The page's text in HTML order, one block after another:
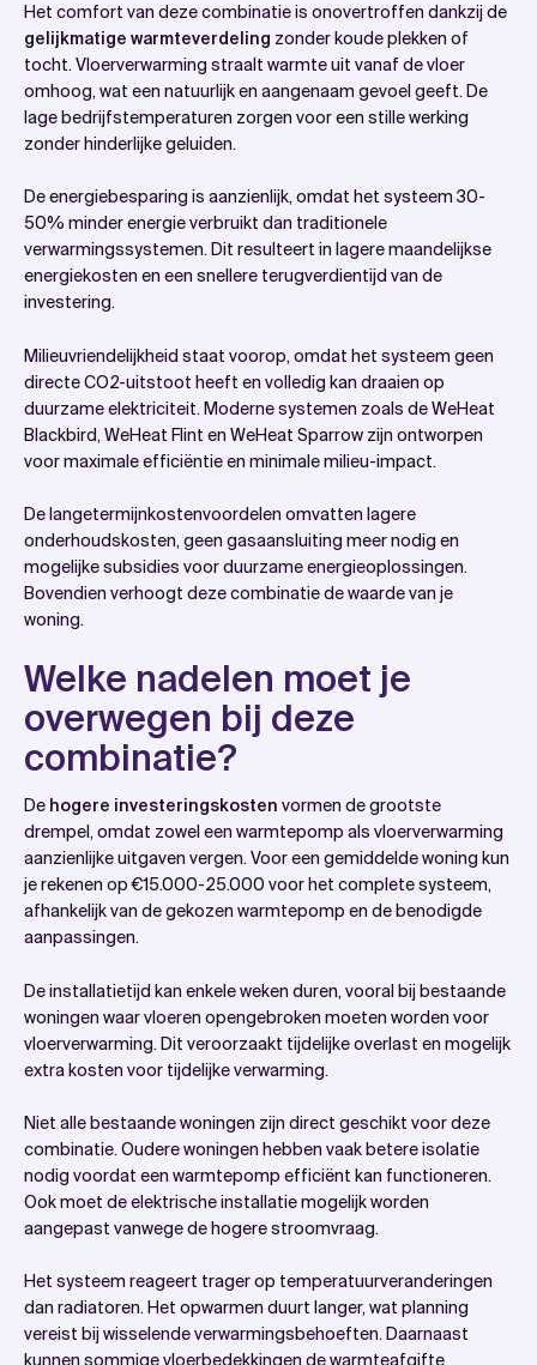
Het comfort van deze combinatie is onovertroffen dankzij de
gelijkmatige warmteverdeling zonder koude plekken of
tocht. Vloerverwarming straalt warmte uit vanaf de vloer
omhoog, wat een natuurlijk en aangenaam gevoel geeft. De
lage bedrijfstemperaturen zorgen voor een stille werking
zonder hinderlijke geluiden.
De energiebesparing is aanzienlijk, omdat het systeem 30-
50% minder energie verbruikt dan traditionele
verwarmingssystemen. Dit resulteert in lagere maandelijkse
energiekosten en een snellere terugverdientijd van de
investering.
Milieuvriendelijkheid staat voorop, omdat het systeem geen
directe CO2-uitstoot heeft en volledig kan draaien op
duurzame elektriciteit. Moderne systemen zoals de WeHeat
Blackbird, WeHeat Flint en WeHeat Sparrow zijn ontworpen
voor maximale efficiëntie en minimale milieu-impact.
De langetermijnkostenvoordelen omvatten lagere
onderhoudskosten, geen gasaansluiting meer nodig en
mogelijke subsidies voor duurzame energieoplossingen.
Bovendien verhoogt deze combinatie de waarde van je
woning.
Welke nadelen moet je
overwegen bij deze
combinatie?
De hogere investeringskosten vormen de grootste
drempel, omdat zowel een warmtepomp als vloerverwarming
aanzienlijke uitgaven vergen. Voor een gemiddelde woning kun
je rekenen op €15.000-25.000 voor het complete systeem,
afhankelijk van de gekozen warmtepomp en de benodigde
aanpassingen.
De installatietijd kan enkele weken duren, vooral bij bestaande
woningen waar vloeren opengebroken moeten worden voor
vloerverwarming. Dit veroorzaakt tijdelijke overlast en mogelijk
extra kosten voor tijdelijke verwarming.
Niet alle bestaande woningen zijn direct geschikt voor deze
combinatie. Oudere woningen hebben vaak betere isolatie
nodig voordat een warmtepomp efficiënt kan functioneren.
Ook moet de elektrische installatie mogelijk worden
aangepast vanwege de hogere stroomvraag.
Het systeem reageert trager op temperatuurveranderingen
dan radiatoren. Het opwarmen duurt langer, wat planning
vereist bij wisselende verwarmingsbehoeften. Daarnaast
kunnen sommige vloerbedekkingen de warmteafgifte